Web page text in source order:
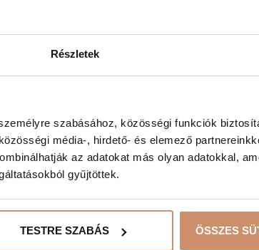
Részletek
szabásához, közösségi funkciók
média-, hirdető- és elemező
az adatokat más olyan adatokkal,
gyűjtöttek.
TESTRE SZABÁS ÖSSZES